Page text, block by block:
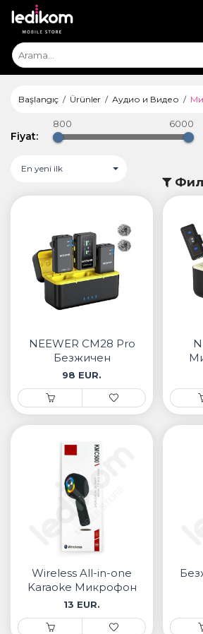
Başlangıç Ürünler Аудио и Видео
Fiyat:
800 6000
En yeni ilk
NEEWER CM28 Pro
Безжичен
микрофон систем
со преносно
куќиште за
полнење
98 EUR.
Wireless All-in-one
Karaoke Микрофон
13 EUR.
ТАБЛЕТИ
• Xiaomi
РЕМЕНИ ЗА ЧАСОВНИК
• Apple watch
• Galaxy watch
PLAYSTATION
ПРОЕКТОРИ